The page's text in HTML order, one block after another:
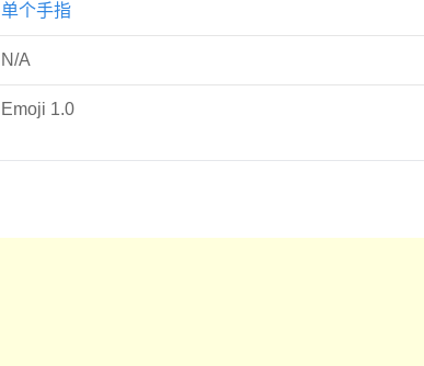
单个手指
N/A
Emoji 1.0